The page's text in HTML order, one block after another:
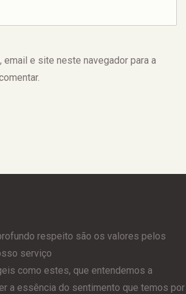
email e site neste navegador para a
respeito são os valores pelos
serviço
como estes, que entendemos a
a essência do sentimento que temos por